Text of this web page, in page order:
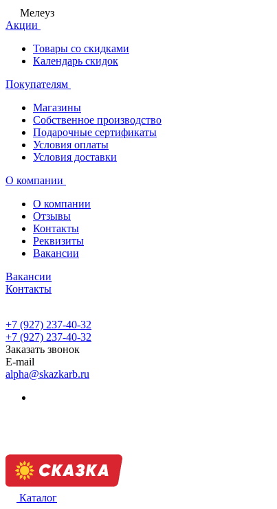
Мелеуз
Акции
Товары со скидками
Календарь скидок
Покупателям
Магазины
Собственное производство
Подарочные сертификаты
Условия оплаты
Условия доставки
О компании
О компании
Отзывы
Контакты
Реквизиты
Вакансии
Вакансии
Контакты
+7 (927) 237-40-32
+7 (927) 237-40-32
Заказать звонок
E-mail
alpha@skazkarb.ru
Каталог